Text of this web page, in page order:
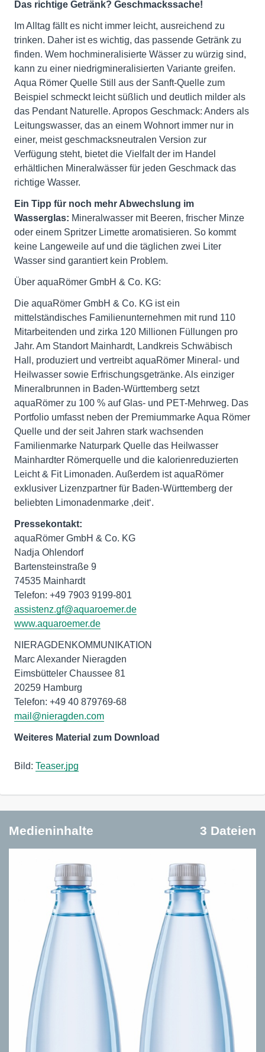
Das richtige Getränk? Geschmackssache!
Im Alltag fällt es nicht immer leicht, ausreichend zu
trinken. Daher ist es wichtig, das passende Getränk zu
finden. Wem hochmineralisierte Wässer zu würzig sind,
kann zu einer niedrigmineralisierten Variante greifen.
Aqua Römer Quelle Still aus der Sanft-Quelle zum
Beispiel schmeckt leicht süßlich und deutlich milder als
das Pendant Naturelle. Apropos Geschmack: Anders als
Leitungswasser, das an einem Wohnort immer nur in
einer, meist geschmacksneutralen Version zur
Verfügung steht, bietet die Vielfalt der im Handel
erhältlichen Mineralwässer für jeden Geschmack das
richtige Wasser.
Ein Tipp für noch mehr Abwechslung im
Wasserglas: Mineralwasser mit Beeren, frischer Minze
oder einem Spritzer Limette aromatisieren. So kommt
keine Langeweile auf und die täglichen zwei Liter
Wasser sind garantiert kein Problem.
Über aquaRömer GmbH & Co. KG:
Die aquaRömer GmbH & Co. KG ist ein
mittelständisches Familienunternehmen mit rund 110
Mitarbeitenden und zirka 120 Millionen Füllungen pro
Jahr. Am Standort Mainhardt, Landkreis Schwäbisch
Hall, produziert und vertreibt aquaRömer Mineral- und
Heilwasser sowie Erfrischungsgetränke. Als einziger
Mineralbrunnen in Baden-Württemberg setzt
aquaRömer zu 100 % auf Glas- und PET-Mehrweg. Das
Portfolio umfasst neben der Premiummarke Aqua Römer
Quelle und der seit Jahren stark wachsenden
Familienmarke Naturpark Quelle das Heilwasser
Mainhardter Römerquelle und die kalorienreduzierten
Leicht & Fit Limonaden. Außerdem ist aquaRömer
exklusiver Lizenzpartner für Baden-Württemberg der
beliebten Limonadenmarke ‚deit‘.
Pressekontakt:
aquaRömer GmbH & Co. KG
Nadja Ohlendorf
Bartensteinstraße 9
74535 Mainhardt
assistenz.gf@aquaroemer.de
www.aquaroemer.de
NIERAGDENKOMMUNIKATION
Marc Alexander Nieragden
Eimsbütteler Chaussee 81
20259 Hamburg
mail@nieragden.com
Weiteres Material zum Download
Bild: Teaser.jpg
Medieninhalte 3 Dateien